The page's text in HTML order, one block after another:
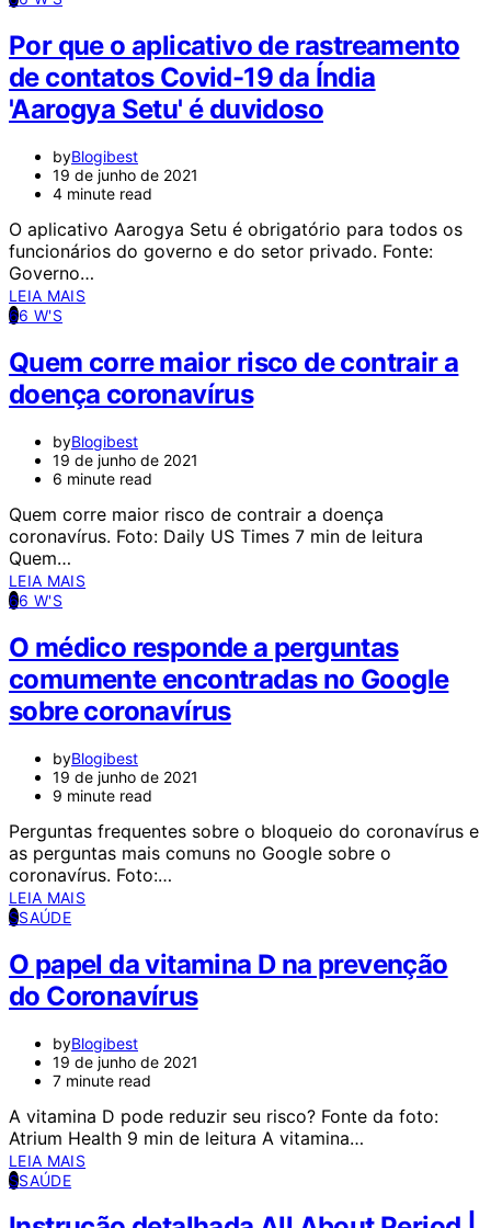
Por que o aplicativo de rastreamento
de contatos Covid-19 da Índia
'Aarogya Setu' é duvidoso
byBlogibest
19 de junho de 2021
4 minute read
O aplicativo Aarogya Setu é obrigatório para todos os
funcionários do governo e do setor privado. Fonte:
Governo…
LEIA MAIS
66 W'S
Quem corre maior risco de contrair a
doença coronavírus
byBlogibest
19 de junho de 2021
6 minute read
Quem corre maior risco de contrair a doença
coronavírus. Foto: Daily US Times 7 min de leitura
Quem…
LEIA MAIS
66 W'S
O médico responde a perguntas
comumente encontradas no Google
sobre coronavírus
byBlogibest
19 de junho de 2021
9 minute read
Perguntas frequentes sobre o bloqueio do coronavírus e
as perguntas mais comuns no Google sobre o
coronavírus. Foto:…
LEIA MAIS
SSAÚDE
O papel da vitamina D na prevenção
do Coronavírus
byBlogibest
19 de junho de 2021
7 minute read
A vitamina D pode reduzir seu risco? Fonte da foto:
Atrium Health 9 min de leitura A vitamina…
LEIA MAIS
SSAÚDE